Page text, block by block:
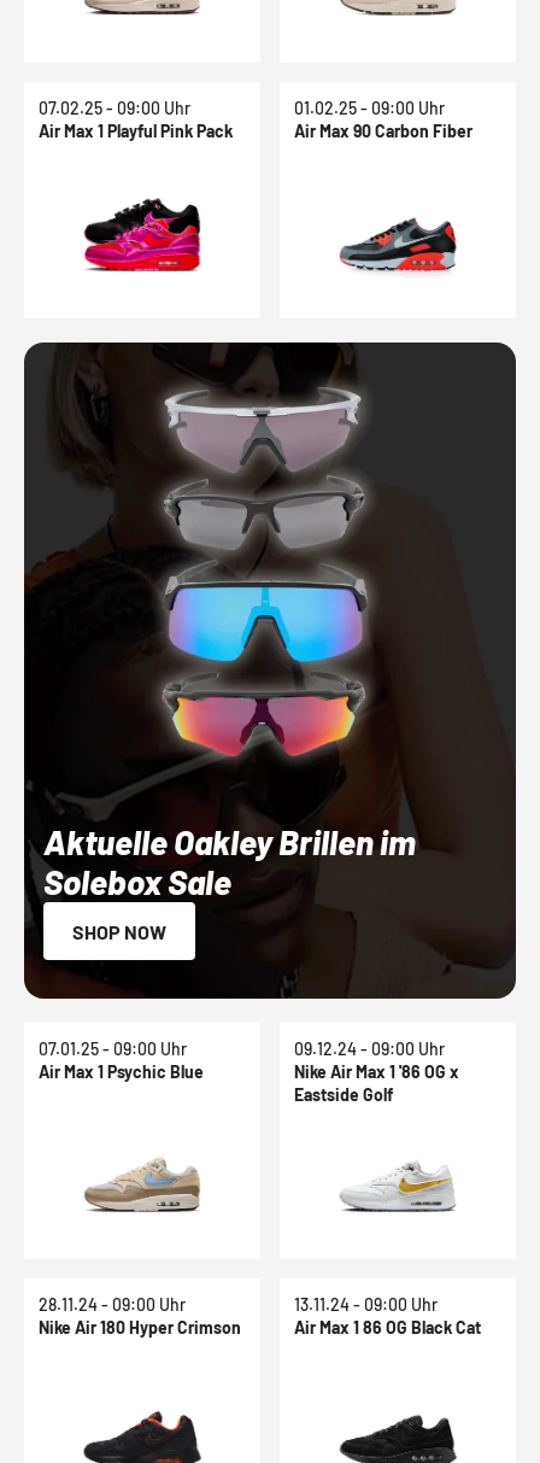
07.02.25 - 09:00 Uhr
Air Max 1 Playful Pink Pack
01.02.25 - 09:00 Uhr
Air Max 90 Carbon Fiber
Aktuelle Oakley Brillen im
Solebox Sale
SHOP NOW
07.01.25 - 09:00 Uhr
Air Max 1 Psychic Blue
09.12.24 - 09:00 Uhr
Nike Air Max 1 '86 OG x
Eastside Golf
28.11.24 - 09:00 Uhr
Nike Air 180 Hyper Crimson
13.11.24 - 09:00 Uhr
Air Max 1 86 OG Black Cat